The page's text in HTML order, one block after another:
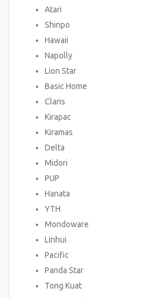
Atari
Shinpo
Hawaii
Napolly
Lion Star
Basic Home
Claris
Kirapac
Kiramas
Delta
Midori
PUP
Hanata
YTH
Mondoware
Linhui
Pacific
Panda Star
Tong Kuat